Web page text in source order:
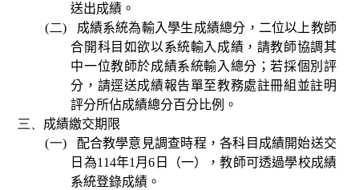
送出成績。
(二)
成績系統為輸入學生成績總分，二位以上教師
合開科目如欲以系統輸入成績，請教師協調其
中一位教師於成績系統輸入總分；若採個別評
分，請逕送成績報告單至教務處註冊組並註明
評分所佔成績總分百分比例。
三、 成績繳交期限
(一)
配合教學意見調查時程，各科目成績開始送交
日為114年1月6 日（一），教師可透過學校成績
系統登錄成績。